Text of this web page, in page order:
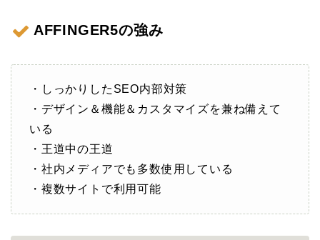
AFFINGER5の強み
・しっかりしたSEO内部対策
・デザイン＆機能＆カスタマイズを兼ね備えて
いる
・王道中の王道
・社内メディアでも多数使用している
・複数サイトで利用可能